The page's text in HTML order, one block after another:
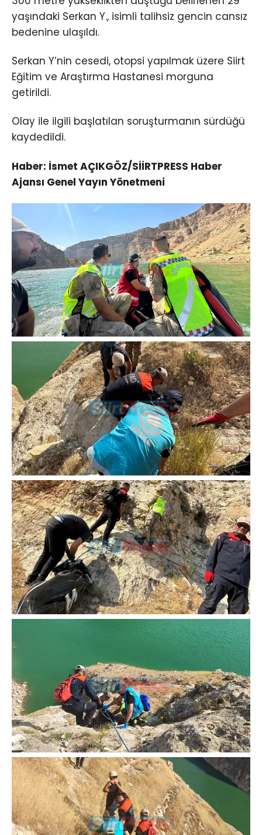
yaşındaki Serkan Y., isimli talihsiz gencin cansız
bedenine ulaşıldı.
Serkan Y’nin cesedi, otopsi yapılmak üzere Siirt
Eğitim ve Araştırma Hastanesi morguna
getirildi.
Olay ile ilgili başlatılan soruşturmanın sürdüğü
kaydedildi.
Haber: İsmet AÇIKGÖZ/SİİRTPRESS Haber
Ajansı Genel Yayın Yönetmeni